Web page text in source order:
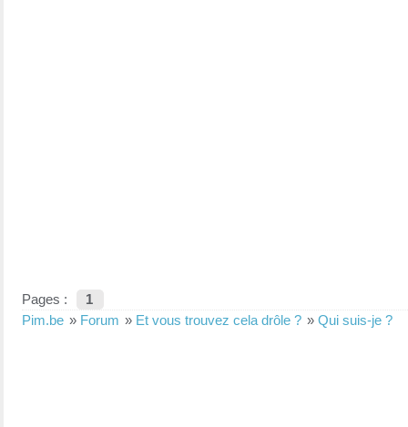
Pages :
1
Pim.be » Forum » Et vous trouvez cela drôle ? » Qui suis-je ?